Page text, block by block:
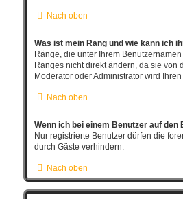
Nach oben
Was ist mein Rang und wie kann ich
Ränge, die unter Ihrem
Ranges nicht direkt ändern, da sie
Moderator oder Administrator wird
Nach oben
Wenn ich bei einem Benutzer auf
Nur registrierte Benutzer dürfen die
durch Gäste verhindern.
Nach oben